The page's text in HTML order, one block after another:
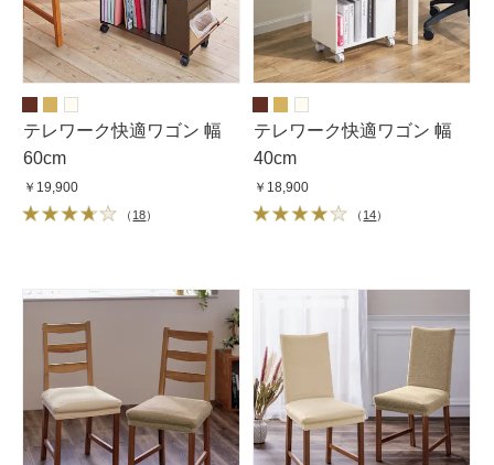
テレワーク快適ワゴン 幅
60cm
￥19,900
（ 18）
テレワーク快適ワゴン 幅
40cm
￥18,900
（ 14）